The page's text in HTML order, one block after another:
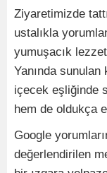
Ziyaretimizde
ustalıkla
yumuşacık
Yanında
içecek eşliğinde
hem de oldukça
Google
değerlendirilen